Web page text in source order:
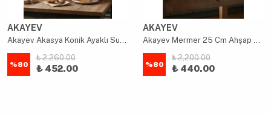
AKAYEV
Akayev Akasya Konik Ayaklı Sunum 24cm
%80
₺ 2,260.00
₺ 452.00
AKAYEV
Akayev Mermer 25 Cm Ahşap Barok Ayaklı Beyaz Yuvarlak Sunum Tabağı
%80
₺ 2,200.00
₺ 440.00